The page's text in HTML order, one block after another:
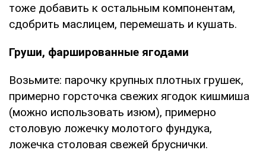
тоже добавить к остальным компонентам,
сдобрить маслицем, перемешать и кушать.
Груши, фаршированные ягодами
Возьмите: парочку крупных плотных грушек,
примерно горсточка свежих ягодок кишмиша
(можно использовать изюм), примерно
столовую ложечку молотого фундука,
ложечка столовая свежей бруснички.